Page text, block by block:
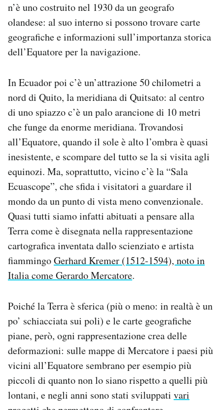
n’è uno costruito nel 1930 da un geografo
olandese: al suo interno si possono trovare carte
geografiche e informazioni sull’importanza storica
dell’Equatore per la navigazione.
In Ecuador poi c’è un’attrazione 50 chilometri a
nord di Quito, la meridiana di Quitsato: al centro
di uno spiazzo c’è un palo arancione di 10 metri
che funge da enorme meridiana. Trovandosi
all’Equatore, quando il sole è alto l’ombra è quasi
inesistente, e scompare del tutto se la si visita agli
equinozi. Ma, soprattutto, vicino c’è la “Sala
Ecuascope”, che sfida i visitatori a guardare il
mondo da un punto di vista meno convenzionale.
Quasi tutti siamo infatti abituati a pensare alla
Terra come è disegnata nella rappresentazione
cartografica inventata dallo scienziato e artista
fiammingoGerhard Kremer (1512-1594), noto in
Italia come Gerardo Mercatore.
Poiché la Terra è sferica (più o meno: in realtà è un
po’ schiacciata sui poli) e le carte geografiche
piane, però, ogni rappresentazione crea delle
deformazioni: sulle mappe di Mercatore i paesi più
vicini all’Equatore sembrano per esempio più
piccoli di quanto non lo siano rispetto a quelli più
lontani, e negli anni sono stati sviluppati vari